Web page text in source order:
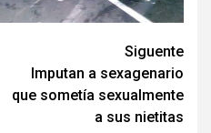
Siguente
Imputan a sexagenario
que sometía sexualmente
a sus nietitas